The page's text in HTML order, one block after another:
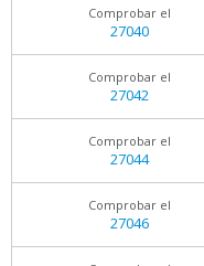
Comprobar el
27040
Comprobar el
27042
Comprobar el
27044
Comprobar el
27046